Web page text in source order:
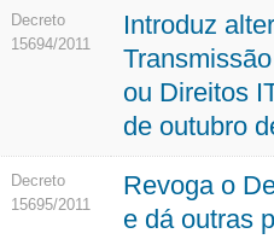
Decreto
15694/2011
Introduz
ou Direitos
de outubro
Decreto
15695/2011
Revoga o
e dá outras